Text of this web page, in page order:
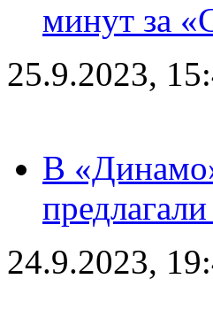
минут за
25.9.2023,
В
24.9.2023,